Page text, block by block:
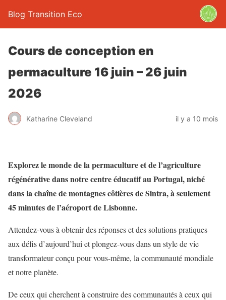
Blog Transition Eco
Cours de conception en
permaculture 16 juin – 26 juin
2026
Katharine Cleveland il y a 10 mois
Explorez le monde de la permaculture et de l’agriculture
régénérative dans notre centre éducatif au Portugal, niché
dans la chaîne de montagnes côtières de Sintra, à seulement
45 minutes de l’aéroport de Lisbonne.
Attendez-vous à obtenir des réponses et des solutions pratiques
aux défis d’aujourd’hui et plongez-vous dans un style de vie
transformateur conçu pour vous-même, la communauté mondiale
et notre planète.
De ceux qui cherchent à construire des communautés à ceux qui